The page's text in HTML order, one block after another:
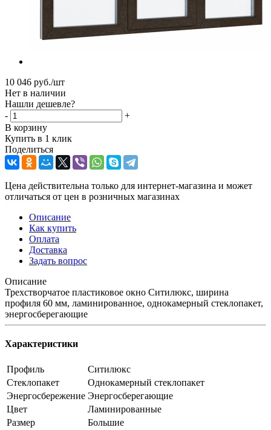
10 046 руб./шт
Нет в наличии
Нашли дешевле?
-
+
В корзину
Купить в 1 клик
Поделиться
Цена действительна только для интернет-магазина и может
отличаться от цен в розничных магазинах
Описание
Как купить
Оплата
Доставка
Задать вопрос
Описание
Трехстворчатое пластиковое окно Ситилюкс, ширина
профиля 60 мм, ламинированное, однокамерный стеклопакет,
энергосберегающие
Характеристики
Профиль
Ситилюкс
Стеклопакет
Однокамерный стеклопакет
Энергосбережение Энергосберегающие
Цвет
Ламинированные
Размер
Большие